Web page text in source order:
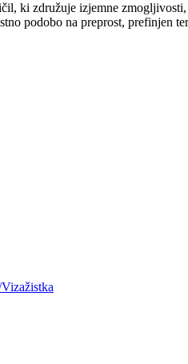
ki združuje izjemne
podobo na preprost, prefinjen